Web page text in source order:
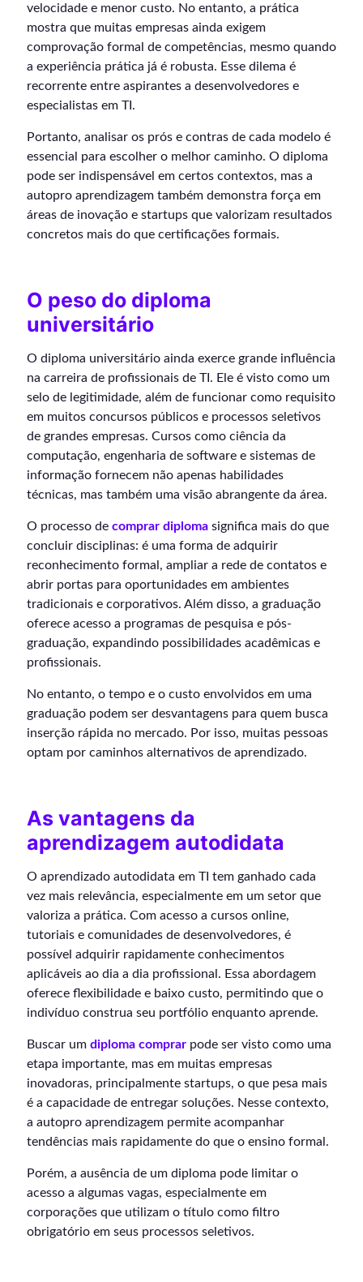
velocidade e menor custo. No entanto, a prática
mostra que muitas empresas ainda exigem
comprovação formal de competências, mesmo quando
a experiência prática já é robusta. Esse dilema é
recorrente entre aspirantes a desenvolvedores e
especialistas em TI.
Portanto, analisar os prós e contras de cada modelo é
essencial para escolher o melhor caminho. O diploma
pode ser indispensável em certos contextos, mas a
autopro aprendizagem também demonstra força em
áreas de inovação e startups que valorizam resultados
concretos mais do que certificações formais.
O peso do diploma
universitário
O diploma universitário ainda exerce grande influência
na carreira de profissionais de TI. Ele é visto como um
selo de legitimidade, além de funcionar como requisito
em muitos concursos públicos e processos seletivos
de grandes empresas. Cursos como ciência da
computação, engenharia de software e sistemas de
informação fornecem não apenas habilidades
técnicas, mas também uma visão abrangente da área.
O processo de comprar diploma significa mais do que
concluir disciplinas: é uma forma de adquirir
reconhecimento formal, ampliar a rede de contatos e
abrir portas para oportunidades em ambientes
tradicionais e corporativos. Além disso, a graduação
oferece acesso a programas de pesquisa e pós-
graduação, expandindo possibilidades acadêmicas e
profissionais.
No entanto, o tempo e o custo envolvidos em uma
graduação podem ser desvantagens para quem busca
inserção rápida no mercado. Por isso, muitas pessoas
optam por caminhos alternativos de aprendizado.
As vantagens da
aprendizagem autodidata
O aprendizado autodidata em TI tem ganhado cada
vez mais relevância, especialmente em um setor que
valoriza a prática. Com acesso a cursos online,
tutoriais e comunidades de desenvolvedores, é
possível adquirir rapidamente conhecimentos
aplicáveis ao dia a dia profissional. Essa abordagem
oferece flexibilidade e baixo custo, permitindo que o
indivíduo construa seu portfólio enquanto aprende.
Buscar um diploma comprar pode ser visto como uma
etapa importante, mas em muitas empresas
inovadoras, principalmente startups, o que pesa mais
é a capacidade de entregar soluções. Nesse contexto,
a autopro aprendizagem permite acompanhar
tendências mais rapidamente do que o ensino formal.
Porém, a ausência de um diploma pode limitar o
acesso a algumas vagas, especialmente em
corporações que utilizam o título como filtro
obrigatório em seus processos seletivos.